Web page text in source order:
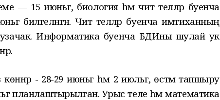
— 15 июньгә, биология һәм чит телләр буенча
билгеләнгән. Чит телләр буенча имтиханның
узачак. Информатика буенча БДИны шулай ук
- 28-29 июньгә һәм 2 июльгә, өстәмә тапшыру
планлаштырылган. Урыс теле һәм математика